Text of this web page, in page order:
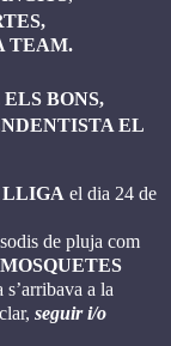
TEAM.
BONS,
EL
LLIGA el dia 24 de
de pluja com
MOSQUETES
s’arribava a la
seguir i/o